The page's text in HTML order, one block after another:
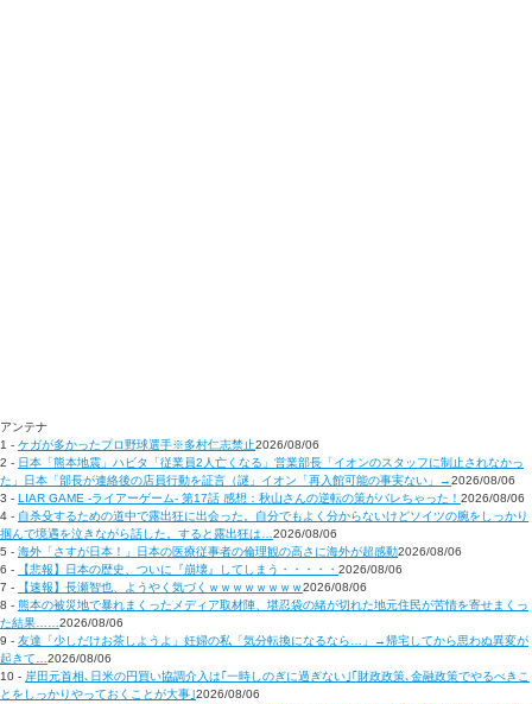
アンテナ
1 - ケガが多かったプロ野球選手※多村仁志禁止2026/08/06
2 - 日本「熊本地震」ハビタ「従業員2人亡くなる」営業部長「イオンのスタッフに制止されなかっ
た」日本「部長が連絡後の店員行動を証言（謎」イオン「再入館可能の事実ない」→2026/08/06
3 - LIAR GAME -ライアーゲーム- 第17話 感想：秋山さんの逆転の策がバレちゃった！ 2026/08/06
4 - 自杀殳するための道中で露出狂に出会った。自分でもよく分からないけどソイツの腕をしっかり
掴んで境遇を泣きながら話した。すると露出狂は…2026/08/06
5 - 海外「さすが日本！」日本の医療従事者の倫理観の高さに海外が超感動2026/08/06
6 -
【悲報】日本の歴史、ついに『崩壊』してしまう・・・・・ 2026/08/06
7 -
【速報】長瀬智也、ようやく気づくｗｗｗｗｗｗｗｗ2026/08/06
8 - 熊本の被災地で暴れまくったメディア取材陣、堪忍袋の緒が切れた地元住民が苦情を寄せまくっ
た結果……2026/08/06
9 - 友達「少しだけお茶しようよ」妊婦の私「気分転換になるなら…」→帰宅してから思わぬ異変が
起きて…2026/08/06
10 - 岸田元首相､日米の円買い協調介入は｢一時しのぎに過ぎない｣｢財政政策､金融政策でやるべきこ
とをしっかりやっておくことが大事｣2026/08/06